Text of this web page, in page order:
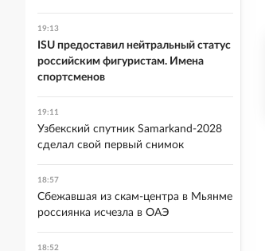
19:13
ISU предоставил нейтральный статус
российским фигуристам. Имена
спортсменов
19:11
Узбекский спутник Samarkand-2028
сделал свой первый снимок
18:57
Сбежавшая из скам-центра в Мьянме
россиянка исчезла в ОАЭ
18:52